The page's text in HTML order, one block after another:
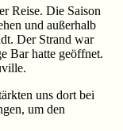
Reise. Die Saison
und außerhalb
Der Strand war
Bar hatte geöffnet.
uns dort bei
um den